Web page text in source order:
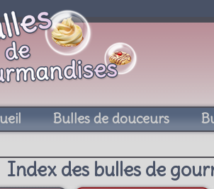
Bulles de douceurs
Index des bulles de